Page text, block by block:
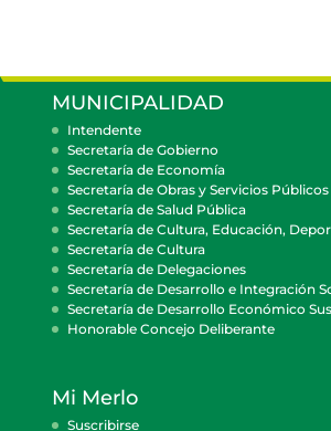
MUNICIPALIDAD
Intendente
Secretaría de Gobierno
Secretaría de Economía
Secretaría de Obras y Servicios Públicos
Secretaría de Salud Pública
Secretaría de Cultura, Educación,
Secretaría de Cultura
Secretaría de Delegaciones
Secretaría de Desarrollo e Integración
Secretaría de Desarrollo Económico
Honorable Concejo Deliberante
Mi Merlo
Suscribirse